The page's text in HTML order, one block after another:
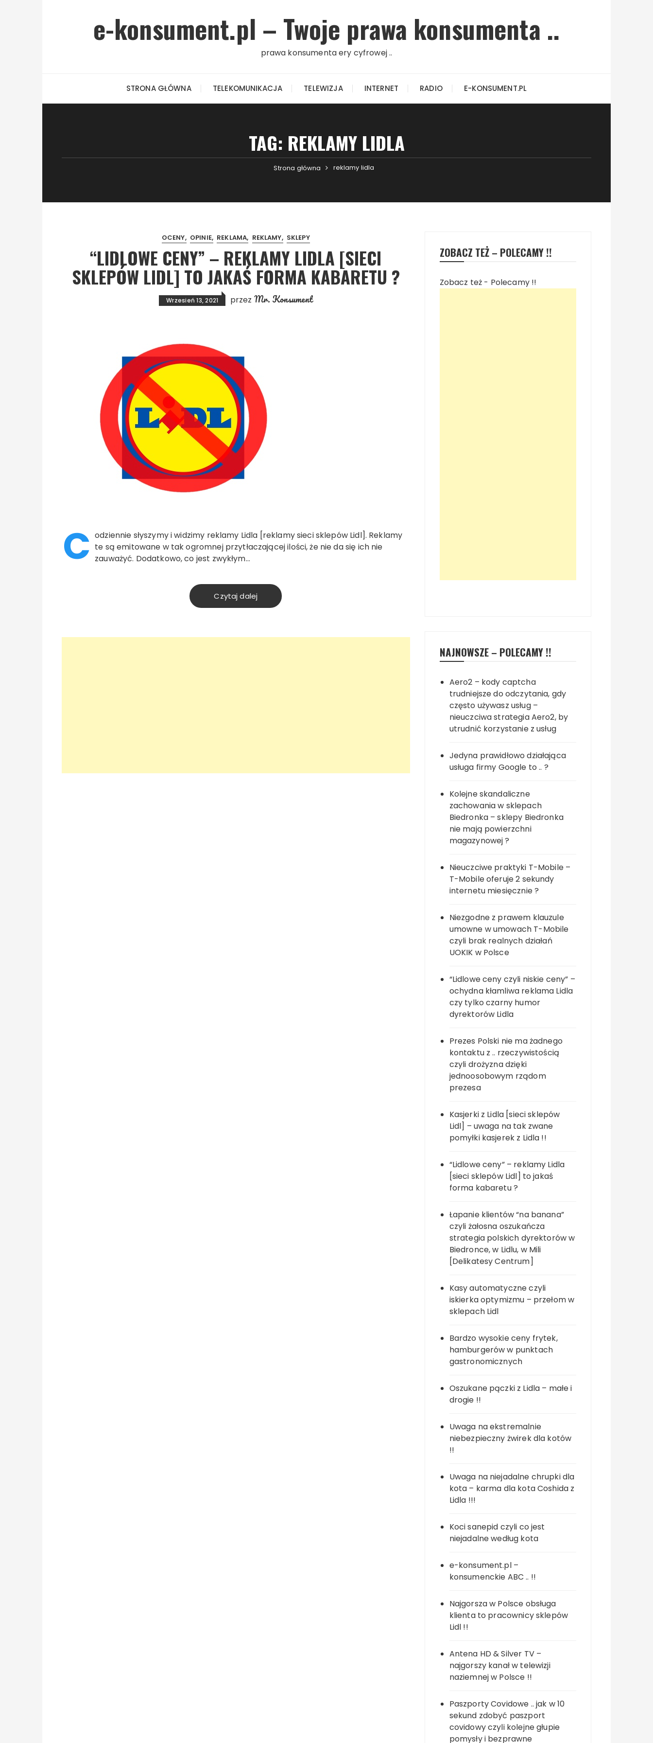
e-konsument.pl – Twoje prawa konsumenta ..
prawa konsumenta ery cyfrowej ..
STRONA GŁÓWNA TELEKOMUNIKACJA TELEWIZJA INTERNET RADIO E-KONSUMENT.PL
TAG: REKLAMY LIDLA
Strona główna reklamy lidla
OCENY OPINIE REKLAMA REKLAMY SKLEPY
“LIDLOWE CENY” – REKLAMY LIDLA [SIECI
SKLEPÓW LIDL] TO JAKAŚ FORMA KABARETU ?
Wrzesień 13, 2021 przez Mr. Konsument
C odziennie słyszymy i widzimy reklamy Lidla [reklamy sieci sklepów Lidl]. Reklamy
te są emitowane w tak ogromnej przytłaczającej ilości, że nie da się ich nie
zauważyć. Dodatkowo, co jest zwykłym…
Czytaj dalej
ZOBACZ TEŻ – POLECAMY !!
Zobacz też - Polecamy !!
NAJNOWSZE – POLECAMY !!
Aero2 – kody captcha
trudniejsze do odczytania, gdy
często używasz usług –
nieuczciwa strategia Aero2, by
utrudnić korzystanie z usług
Jedyna prawidłowo działająca
usługa firmy Google to .. ?
Kolejne skandaliczne
zachowania w sklepach
Biedronka – sklepy Biedronka
nie mają powierzchni
magazynowej ?
Nieuczciwe praktyki T-Mobile –
T-Mobile oferuje 2 sekundy
internetu miesięcznie ?
Niezgodne z prawem klauzule
umowne w umowach T-Mobile
czyli brak realnych działań
UOKIK w Polsce
“Lidlowe ceny czyli niskie ceny” –
ochydna kłamliwa reklama Lidla
czy tylko czarny humor
dyrektorów Lidla
Prezes Polski nie ma żadnego
kontaktu z .. rzeczywistością
czyli drożyzna dzięki
jednoosobowym rządom
prezesa
Kasjerki z Lidla [sieci sklepów
Lidl] – uwaga na tak zwane
pomyłki kasjerek z Lidla !!
“Lidlowe ceny” – reklamy Lidla
[sieci sklepów Lidl] to jakaś
forma kabaretu ?
Łapanie klientów “na banana”
czyli żałosna oszukańcza
strategia polskich dyrektorów w
Biedronce, w Lidlu, w Mili
[Delikatesy Centrum]
Kasy automatyczne czyli
iskierka optymizmu – przełom w
sklepach Lidl
Bardzo wysokie ceny frytek,
hamburgerów w punktach
gastronomicznych
Oszukane pączki z Lidla – małe i
drogie !!
Uwaga na ekstremalnie
niebezpieczny żwirek dla kotów
!!
Uwaga na niejadalne chrupki dla
kota – karma dla kota Coshida z
Lidla !!!
Koci sanepid czyli co jest
niejadalne według kota
e-konsument.pl –
konsumenckie ABC .. !!
Najgorsza w Polsce obsługa
klienta to pracownicy sklepów
Lidl !!
Antena HD & Silver TV –
najgorszy kanał w telewizji
naziemnej w Polsce !!
Paszporty Covidowe .. jak w 10
sekund zdobyć paszport
covidowy czyli kolejne głupie
pomysły i bezprawne